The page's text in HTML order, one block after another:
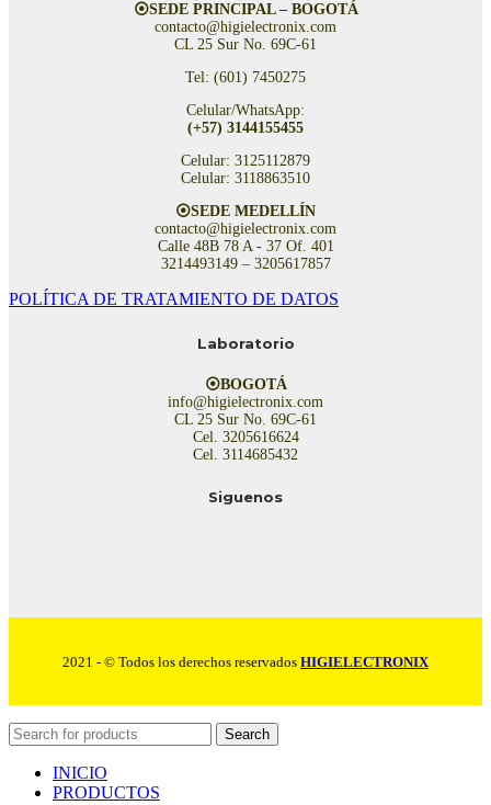
⦿SEDE PRINCIPAL – BOGOTÁ
contacto@higielectronix.com
CL 25 Sur No. 69C-61
Tel: (601) 7450275
Celular/WhatsApp:
(+57) 3144155455
Celular: 3125112879
Celular: 3118863510
⦿SEDE MEDELLÍN
contacto@higielectronix.com
Calle 48B 78 A - 37 Of. 401
3214493149 – 3205617857
POLÍTICA DE TRATAMIENTO DE DATOS
Laboratorio
⦿BOGOTÁ
info@higielectronix.com
CL 25 Sur No. 69C-61
Cel. 3205616624
Cel. 3114685432
Siguenos
2021 - © Todos los derechos reservados HIGIELECTRONIX
Search
INICIO
PRODUCTOS